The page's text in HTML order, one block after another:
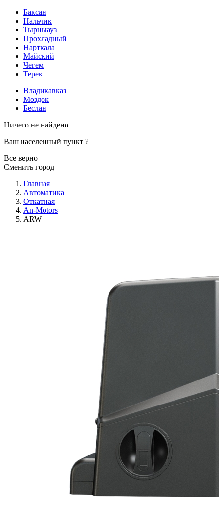
Баксан
Нальчик
Тырныауз
Прохладный
Нарткала
Майский
Чегем
Терек
Владикавказ
Моздок
Беслан
Ничего не найдено
Ваш населенный пункт ?
Все верно
Сменить город
Главная
Автоматика
Откатная
An-Motors
ARW